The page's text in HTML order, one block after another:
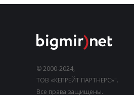
© 2000-2024,
ТОВ «КЕПРЕЙТ ПАРТНЕРС»".
Все права защищены.